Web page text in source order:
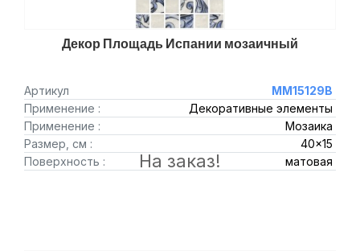
Декор Площадь Испании мозаичный
Артикул
MM15129B
Применение :
Декоративные элементы
Применение :
Мозаика
Размер, см :
40x15
Поверхность :
матовая
На заказ!